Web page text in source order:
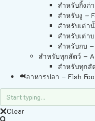
สำหรับกิ้งก่
สำหรับงู –
สำหรับเต่า
สำหรับเต่า
สำหรับกบ –
สำหรับทุกสัตว์ –
สำหรับทุกสั
อาหารปลา – Fish
Clear